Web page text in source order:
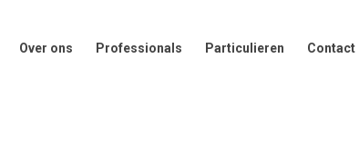
Over ons Professionals Particulieren Contact